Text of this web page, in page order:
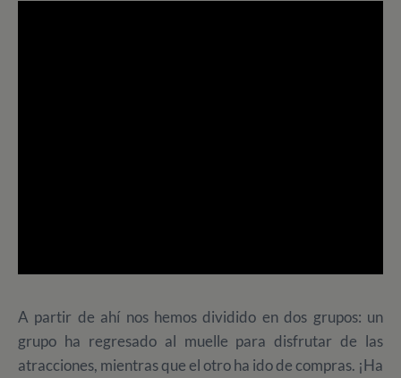
A partir de ahí nos hemos dividido en dos grupos: un
grupo ha regresado al muelle para disfrutar de las
atracciones, mientras que el otro ha ido de compras. ¡Ha